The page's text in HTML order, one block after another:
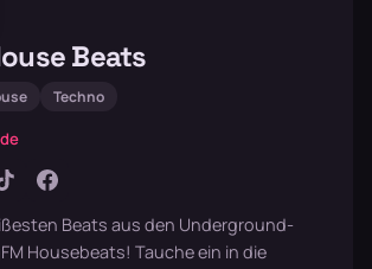
Beats
Techno
Beats aus den Underground-
Housebeats! Tauche ein in die